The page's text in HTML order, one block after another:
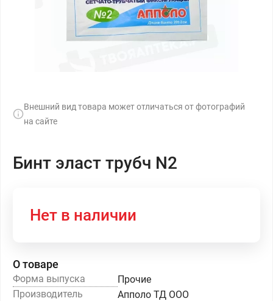
Внешний вид товара может отличаться от фотографий
на сайте
Бинт эласт трубч N2
Нет в наличии
О товаре
Форма выпуска
Прочие
Производитель
Апполо ТД ООО